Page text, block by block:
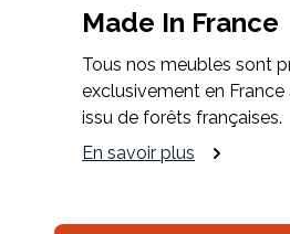
Made In France
Tous nos meubles sont
exclusivement en
issu de forêts françaises.
En savoir plus